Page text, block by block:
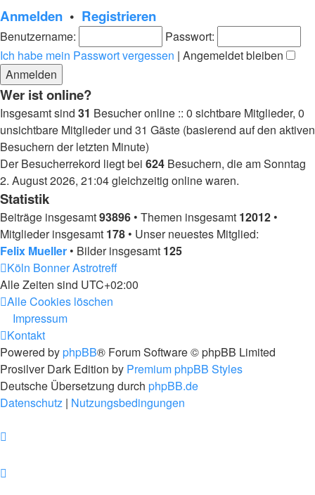
Anmelden • Registrieren
Benutzername:
Passwort:
Ich habe mein Passwort vergessen | Angemeldet bleiben
Wer ist online?
Insgesamt sind 31 Besucher online :: 0 sichtbare Mitglieder, 0
unsichtbare Mitglieder und 31 Gäste (basierend auf den aktiven
Besuchern der letzten Minute)
Der Besucherrekord liegt bei 624 Besuchern, die am Sonntag
2. August 2026, 21:04 gleichzeitig online waren.
Statistik
Beiträge insgesamt93896 • Themen insgesamt 12012 •
Mitglieder insgesamt 178 • Unser neuestes Mitglied:
Felix Mueller • Bilder insgesamt 125
Köln Bonner Astrotreff
Alle Zeiten sind UTC+02:00
Alle Cookies löschen
Impressum
Kontakt
Powered byphpBB® Forum Software © phpBB Limited
Prosilver Dark Edition by Premium phpBB Styles
Deutsche Übersetzung durch phpBB.de
Datenschutz | Nutzungsbedingungen